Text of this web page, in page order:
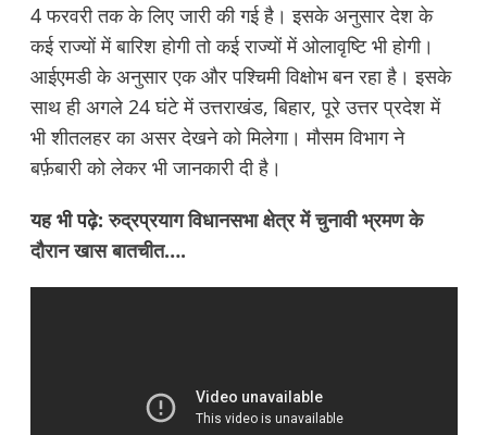
4 फरवरी तक के लिए जारी की गई है। इसके अनुसार देश के
कई राज्यों में बारिश होगी तो कई राज्यों में ओलावृष्टि भी होगी।
आईएमडी के अनुसार एक और पश्चिमी विक्षोभ बन रहा है। इसके
साथ ही अगले 24 घंटे में उत्तराखंड, बिहार, पूरे उत्तर प्रदेश में
भी शीतलहर का असर देखने को मिलेगा। मौसम विभाग ने
बर्फ़बारी को लेकर भी जानकारी दी है।
यह भी पढ़े:रुद्रप्रयाग विधानसभा क्षेत्र में चुनावी भ्रमण के
दौरान खास बातचीत….